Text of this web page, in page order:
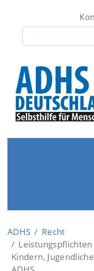
Suche
ADHS
Recht
Kindern,